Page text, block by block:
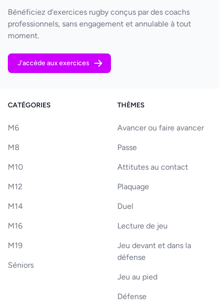
Bénéficiez d'exercices rugby conçus par des coachs
professionnels, sans engagement et annulable à tout
moment.
J'accède aux exercices
CATÉGORIES
M6
M8
M10
M12
M14
M16
M19
Séniors
THÈMES
Avancer ou faire avancer
Passe
Attitutes au contact
Plaquage
Duel
Lecture de jeu
Jeu devant et dans la
défense
Jeu au pied
Défense